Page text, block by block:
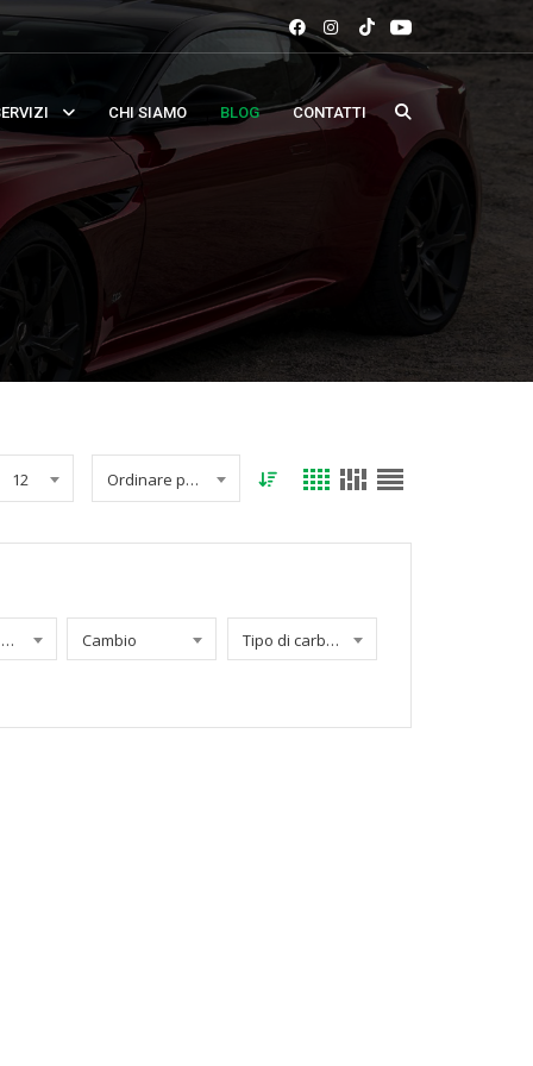
CHI SIAMO BLOG CONTATTI
12 Ordinare per data
Chilometraggio Cambio Tipo di carburante